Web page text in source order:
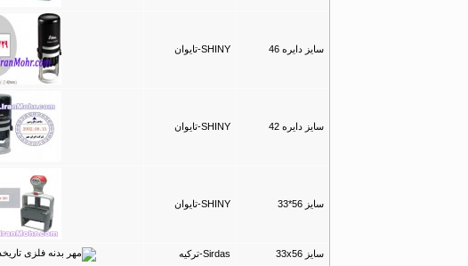
سایز دایره 46 SHINY-تایوان
سایز دایره 42 SHINY-تایوان
سایز 56*33 SHINY-تایوان
سایز 33x56 Sirdas-ترکیه